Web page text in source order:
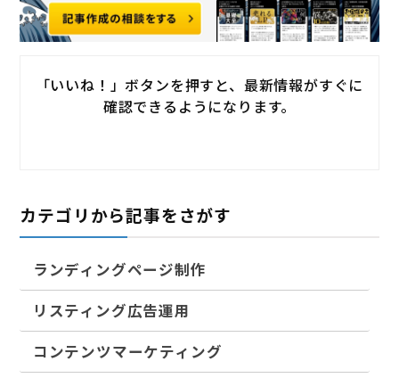
「いいね！」ボタンを押すと、最新情報がすぐに
確認できるようになります。
カテゴリから記事をさがす
ランディングページ制作
リスティング広告運用
コンテンツマーケティング